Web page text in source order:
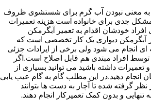
معنی نبودن آب گرم برای شستشوی ظروف
جدی برای خانواده است هزینه تعمیرات
خودشان اقدام به تعمیر آبگرمکن
آبگرمکن دیواری یک کار تخصصی است که
انجام می شود ولی برخی از ایرادات جزئی
توسط افراد مبتدی هم قابل اصلاح است.اگر
تعمیرات داشته باشید می توانید بسیاری از
انجام دهید.در این مطلب گام به گام عیب یابی
گرفته شده تا آچار به دست ها بتوانند
تنهایی و بدون کمک تعمیرکار انجام دهند.